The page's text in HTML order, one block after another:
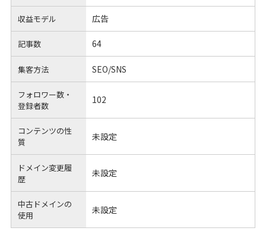
収益モデル 広告
記事数 64
集客方法 SEO/SNS
フォロワー数・
登録者数
102
コンテンツの性
質
未設定
ドメイン変更履
歴
未設定
中古ドメインの
使用
未設定